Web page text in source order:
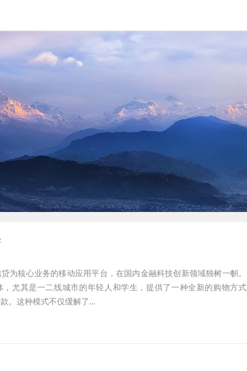
为核心业务的移动应用平台，在国内金融科技创新领域独树一帜。
，尤其是一二线城市的年轻人和学生，提供了一种全新的购物方式
。这种模式不仅缓解了...